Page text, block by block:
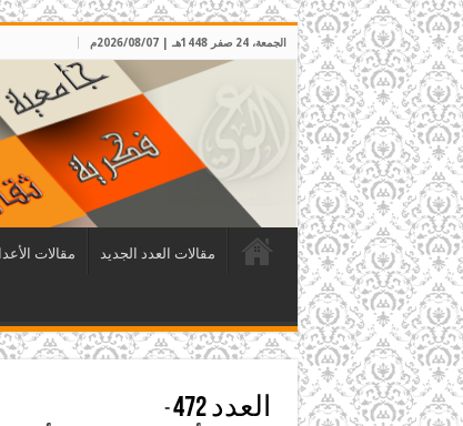
الجمعة، 24 صفر 1448هـ | 2026/08/07م
مقالات العدد الجديد مقالات
العدد 472
-